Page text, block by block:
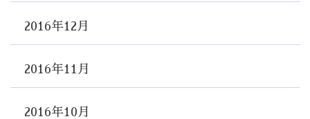
2016年12月
2016年11月
2016年10月